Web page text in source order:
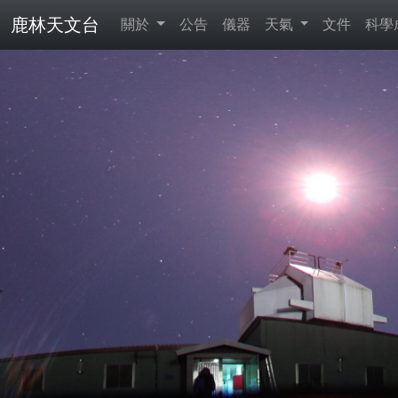
鹿林天文台 關於 公告 儀器 天氣 文件 科